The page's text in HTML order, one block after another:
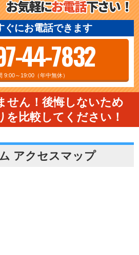
ぐにお電話できます
44-7832
9:00～19:00（年中無休）
せん！後悔しないため
を比較してください！
アクセスマップ